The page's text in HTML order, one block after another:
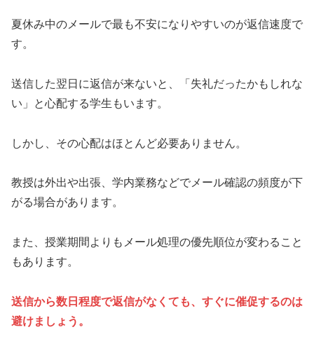
夏休み中のメールで最も不安になりやすいのが返信速度で
す。
送信した翌日に返信が来ないと、「失礼だったかもしれな
い」と心配する学生もいます。
しかし、その心配はほとんど必要ありません。
教授は外出や出張、学内業務などでメール確認の頻度が下
がる場合があります。
また、授業期間よりもメール処理の優先順位が変わること
もあります。
送信から数日程度で返信がなくても、すぐに催促するのは
避けましょう。